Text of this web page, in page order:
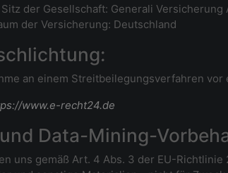
der Gesellschaft: Generali Versicherung
der Versicherung: Deutschland
an einem Streitbeilegungsverfahren
www.e-recht24.de
Data-Mining-
uns gemäß Art. 4 Abs. 3 der EU-